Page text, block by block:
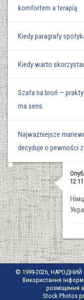
komfortem a terapią
Kiedy paragrafy
Kiedy warto
Szafa na broń —
ma sens
Najważniejsze
decyduje o pewności
12:11
© 1999-2026, НАРОДНИЙ
Використання
розміщення
Stock Photos